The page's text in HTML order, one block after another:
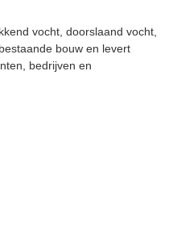
vocht, doorslaand vocht,
bouw en levert
bedrijven en